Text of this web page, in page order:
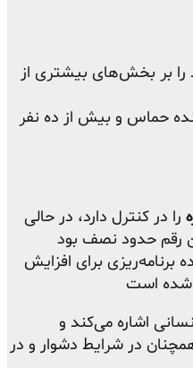
را بر بخش‌های بیشتری از
حماس و بیش از ده نفر
را در کنترل دارد، در حالی
رقم حدود نصف بود
برنامه‌ریزی برای افزایش
شده است
اشاره می‌کند و
در شرایط دشوار و در